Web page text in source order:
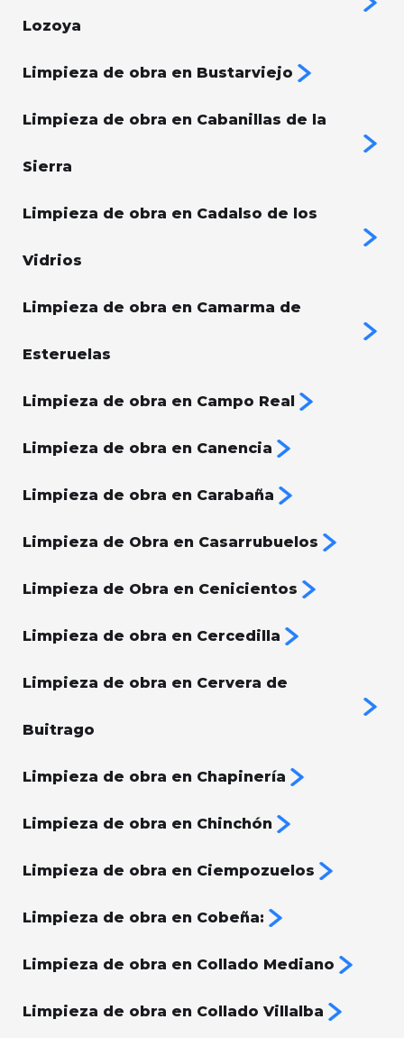
Lozoya
Limpieza de obra en Bustarviejo
Limpieza de obra en Cabanillas de la
Sierra
Limpieza de obra en Cadalso de los
Vidrios
Limpieza de obra en Camarma de
Esteruelas
Limpieza de obra en Campo Real
Limpieza de obra en Canencia
Limpieza de obra en Carabaña
Limpieza de Obra en Casarrubuelos
Limpieza de Obra en Cenicientos
Limpieza de obra en Cercedilla
Limpieza de obra en Cervera de
Buitrago
Limpieza de obra en Chapinería
Limpieza de obra en Chinchón
Limpieza de obra en Ciempozuelos
Limpieza de obra en Cobeña:
Limpieza de obra en Collado Mediano
Limpieza de obra en Collado Villalba